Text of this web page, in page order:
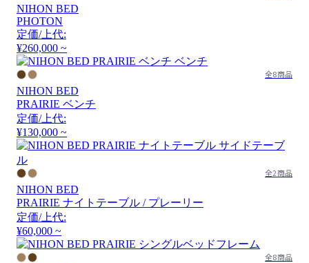
NIHON BED
PHOTON
定価/上代:
¥260,000 ~
全8商品
NIHON BED
PRAIRIE ベンチ
定価/上代:
¥130,000 ~
全2商品
NIHON BED
PRAIRIE ナイトテーブル / プレーリー
定価/上代:
¥60,000 ~
全8商品